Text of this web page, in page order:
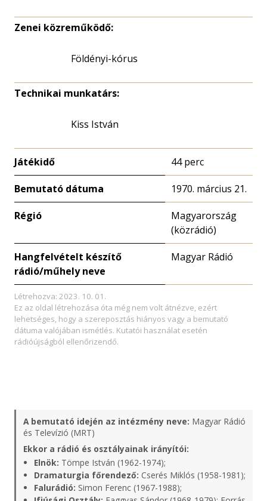
Zenei közreműködő:
Földényi-kórus
Technikai munkatárs:
Kiss István
Játékidő 44 perc
Bemutató dátuma 1970. március 21.
Régió
Magyarország
(közrádió)
Hangfelvételt készítő
rádió/műhely neve
Magyar Rádió
Létrehozva: 2023. 10. 01.
Ez az oldal létrehozása óta még nem volt átnézve, ezért
lehetséges, hogy a szereposztás hiányos vagy a bemutató
dátuma valójában ismétlés. Kutatói használat esetén
rádióújságból ellenőrizendő.
A bemutató idején az intézmény neve: Magyar Rádió
és Televízió (MRT)
Ekkor a rádió és osztályainak irányítói:
Elnök: Tömpe István (1962-1974);
Dramaturgia főrendező: Cserés Miklós (1958-1981);
Falurádió: Simon Ferenc (1967-1988);